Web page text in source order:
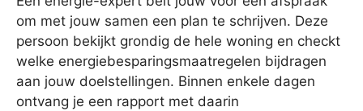
om met jouw samen een plan te schrijven. Deze
persoon bekijkt grondig de hele woning en checkt
welke energiebesparingsmaatregelen bijdragen
aan jouw doelstellingen. Binnen enkele dagen
ontvang je een rapport met daarin